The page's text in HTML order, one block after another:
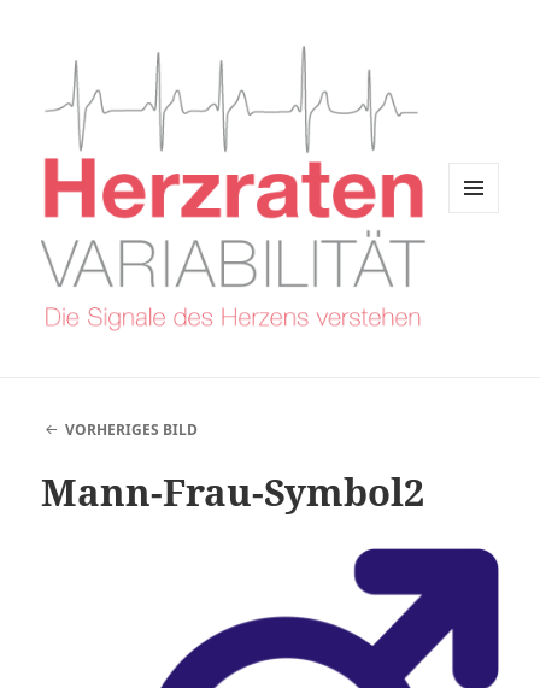
VORHERIGES BILD
Mann-Frau-Symbol2